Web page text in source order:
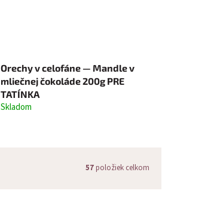
Orechy v celofáne — Mandle v
mliečnej čokoláde 200g PRE
TATÍNKA
Skladom
57 položiek celkom